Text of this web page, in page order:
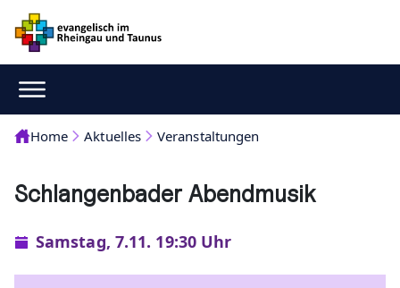
Home Aktuelles Veranstaltungen
Schlangenbader Abendmusik
Samstag, 7.11. 19:30 Uhr